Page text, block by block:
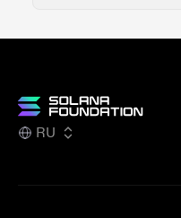
RU